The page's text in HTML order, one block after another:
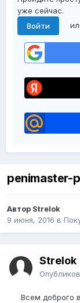
уже сейчас.
Войти
penimaster-
Автор Strelok
9 июня, 2016 в
Strelok
Всем доброго